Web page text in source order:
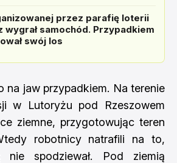
przez parafię loterii
wygrał samochód. Przypadkiem
swój los
na jaw przypadkiem. Na terenie
w Lutoryżu pod Rzeszowem
ziemne, przygotowując teren
robotnicy natrafili na to,
spodziewał. Pod ziemią